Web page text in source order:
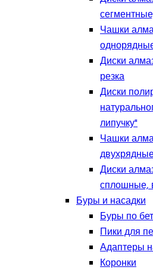
Чашки
Диски
резка
Диски
липучку"
Чашки
Диски
сплошные,
Буры и насадки
Буры по
Пики для
Адаптеры
Коронки